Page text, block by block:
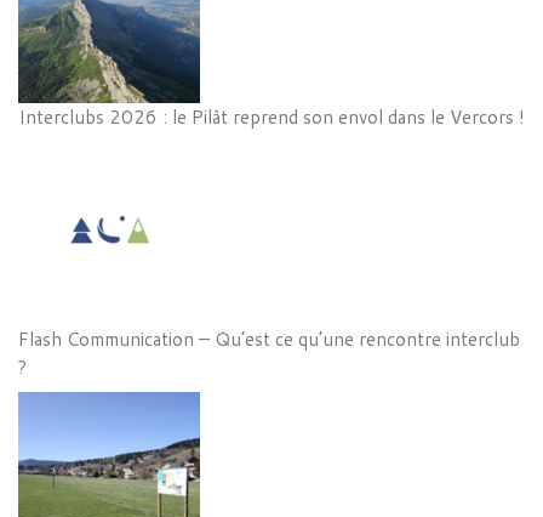
Interclubs 2026 : le Pilât reprend son envol dans le Vercors !
Flash Communication – Qu’est ce qu’une rencontre interclub
?